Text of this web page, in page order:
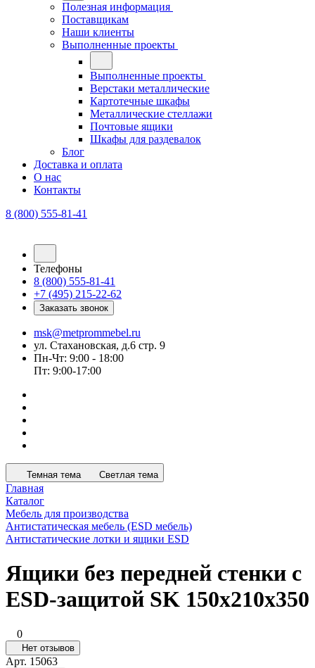
Полезная информация
Поставщикам
Наши клиенты
Выполненные проекты
Выполненные проекты
Верстаки металлические
Картотечные шкафы
Металлические стеллажи
Почтовые ящики
Шкафы для раздевалок
Блог
Доставка и оплата
О нас
Контакты
8 (800) 555-81-41
Телефоны
8 (800) 555-81-41
+7 (495) 215-22-62
Заказать звонок
msk@metprommebel.ru
ул. Стахановская, д.6 стр. 9
Пн-Чт: 9:00 - 18:00
Пт: 9:00-17:00
Темная тема Светлая тема
Главная
Каталог
Мебель для производства
Антистатическая мебель (ESD мебель)
Антистатические лотки и ящики ESD
Ящики без передней стенки с
ESD-защитой SK 150x210x350
0
Нет отзывов
Арт. 15063